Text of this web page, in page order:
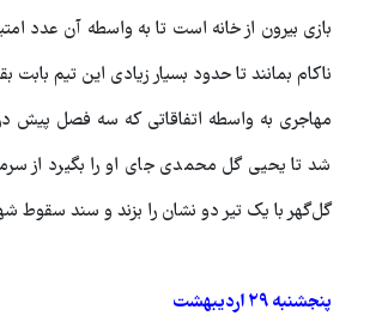
ناکام بمانند تا حدود بسیار زیادی این تیم
مهاجری به واسطه اتفاقاتی که سه فصل پیش در
شد تا یحیی گل محمدی جای او را بگیرد از
گل‌گهر با یک تیر دو نشان را بزند و سند سقوط
پنجشنبه ۲۹ اردیبهشت